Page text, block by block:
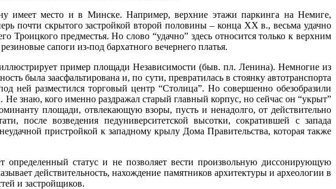
имеет место и в Минске. Например, верхние этажи паркинга на Немиге,
почти скрытого застройкой второй половины – конца XX в., весьма удачно
предместья. Но слово “удачно” здесь относится только к верхним
сапоги из-под бархатного вечернего платья.
пример площади Независимости (быв. пл. Ленина). Немногие из
была заасфальтирована и, по сути, превратилась в стоянку автотранспорта
ней разместился торговый центр “Столица”. Но совершенно обезобразили
знаю, кого именно раздражал старый главный корпус, но сейчас он “укрыт”
площади, отвлекающую взоры, пусть и ненадолго, от действительно
возведения педуниверситетской высотки, сократившей с запада
пристройкой к западному крылу Дома Правительства, которая также
определенный статус и не позволяет вести произвольную диссонирующую
действительность, нахождение памятников архитектуры и археологии в
и застройщиков.